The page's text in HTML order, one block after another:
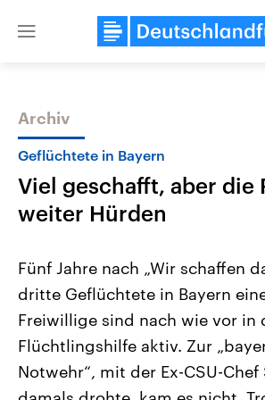
Close
Themen
Landtagswahl Sachsen-Anhalt
2026
Alle Informationen
Sachsen-Anhalt wählt am 6.
September 2026 einen neuen
Landtag. Seit 2021 wird das
Bundesland von einer Koalition aus
USA
Archiv
Geflüchtete in Bayern
Viel geschafft, aber die
weiter Hürden
Fünf Jahre nach „Wir schaffen
dritte Geflüchtete in Bayern
Freiwillige sind nach wie vor in
Flüchtlingshilfe aktiv. Zur
Notwehr“, mit der Ex-CSU-Chef